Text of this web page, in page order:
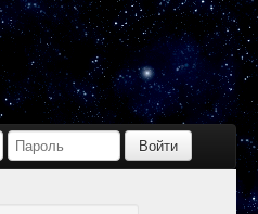
в Дискорд не
всё сообщество
самая